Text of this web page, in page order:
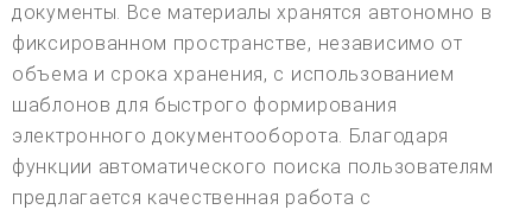
документы. Все материалы хранятся автономно в
фиксированном пространстве, независимо от
объема и срока хранения, с использованием
шаблонов для быстрого формирования
электронного документооборота. Благодаря
функции автоматического поиска пользователям
предлагается качественная работа с